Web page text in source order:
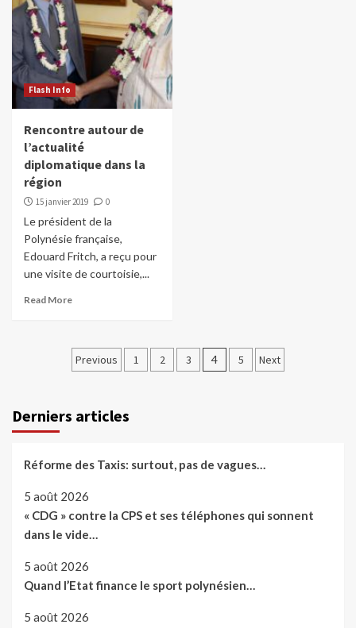
Flash Info
Rencontre autour de
l’actualité
diplomatique dans la
région
15 janvier 2019 0
Le président de la
Polynésie française,
Edouard Fritch, a reçu pour
une visite de courtoisie,...
Read More
Pagination
publications
Previous 1 2 3 4 5 Next
Derniers articles
Réforme des Taxis: surtout, pas de vagues…
5 août 2026
« CDG » contre la CPS et ses téléphones qui sonnent
dans le vide…
5 août 2026
Quand l’Etat finance le sport polynésien…
5 août 2026